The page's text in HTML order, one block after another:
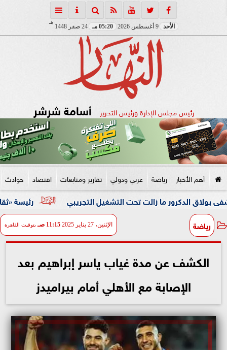
الأحد 05:20 مـ 24 صفر 1448
هـ
رئيس مجلس الإدارة ورئيس التحرير أسامة شرشر
أهم الأخبار رياضة عربي ودولي تقارير ومتابعات اقتصاد حوادث
رئيسة «ثقافة ما زالت تحت التشغيل التجريبي
رياضة الإثنين، 27 يناير 2025 11:15 صـ بتوقيت القاهرة
الكشف عن مدة غياب ياسر إبراهيم بعد
الإصابة مع الأهلي أمام بيراميدز